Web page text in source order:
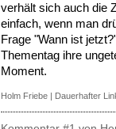
verhält sich auch die
einfach, wenn man
Frage "Wann ist
Thementag ihre
Moment.
Holm Friebe | Dauerhafter